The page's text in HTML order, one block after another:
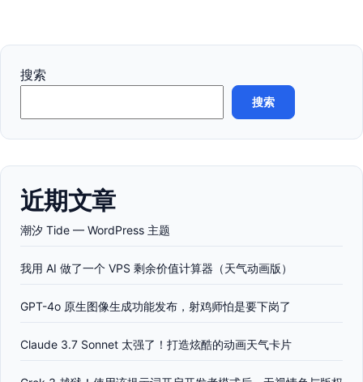
搜索
搜索
近期文章
潮汐 Tide — WordPress 主题
我用 AI 做了一个 VPS 剩余价值计算器（天气动画版）
GPT-4o 原生图像生成功能发布，射鸡师怕是要下岗了
Claude 3.7 Sonnet 太强了！打造炫酷的动画天气卡片